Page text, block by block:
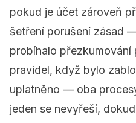
pokud je účet zároveň
šetření porušení zásad
probíhalo přezkumování
pravidel, když bylo
uplatněno — oba
jeden se nevyřeší,